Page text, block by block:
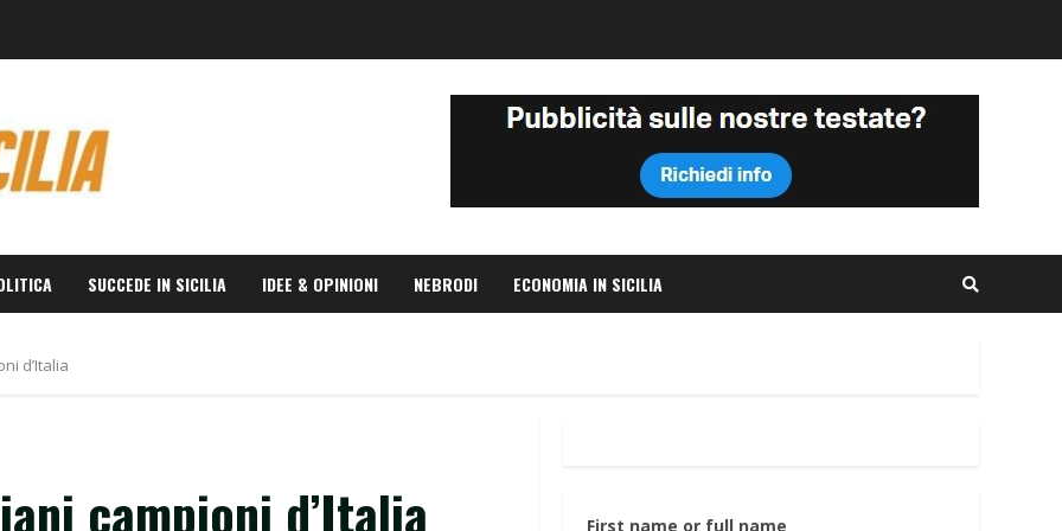
SUCCEDE IN SICILIA IDEE & OPINIONI NEBRODI ECONOMIA IN SICILIA
d’Italia
campioni d’Italia First name or full name